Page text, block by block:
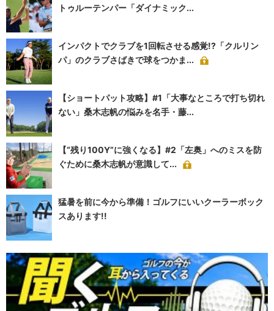
トゥルーテンパー「ダイナミック...
インパクトでクラブを1回転させる感覚!?「クルリン
パ」のクラブさばきで球をつかま...
【ショートパット攻略】#1「大事なところで打ち切れ
ない」桑木志帆の悩みを名手・藤...
【“残り100Y”に強くなる】#2「左奥」へのミスを防
ぐために桑木志帆が意識して...
猛暑を前に今から準備！ゴルフにいいクーラーボック
スあります!!